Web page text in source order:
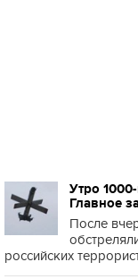
Утро
Главное
После
российских